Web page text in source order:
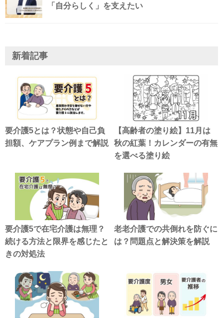
「自分らしく」を支えたい
新着記事
要介護5とは？状態や自己負
担額、ケアプラン例まで解説
【高齢者の塗り絵】11月は
秋の紅葉！カレンダーの有無
を選べる塗り絵
要介護5で在宅介護は無理？
続ける方法と限界を感じたと
きの対処法
老老介護での共倒れを防ぐに
は？問題点と解決策を解説